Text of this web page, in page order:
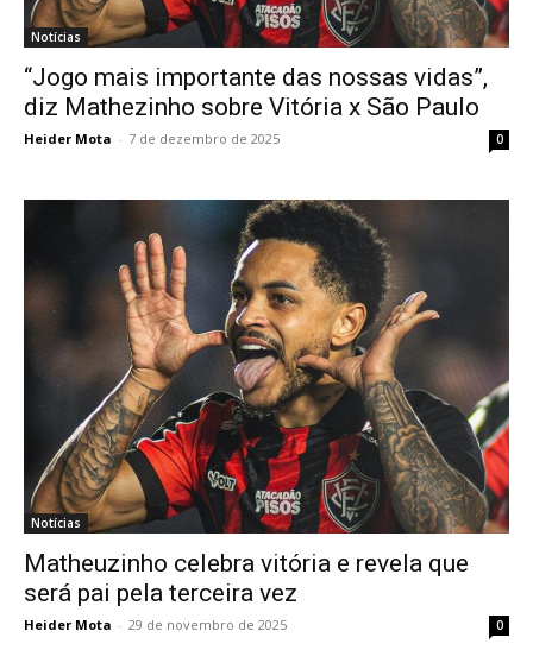
Notícias
“Jogo mais importante das nossas vidas”,
diz Mathezinho sobre Vitória x São Paulo
Heider Mota - 7 de dezembro de 2025 0
Notícias
Matheuzinho celebra vitória e revela que
será pai pela terceira vez
Heider Mota - 29 de novembro de 2025 0